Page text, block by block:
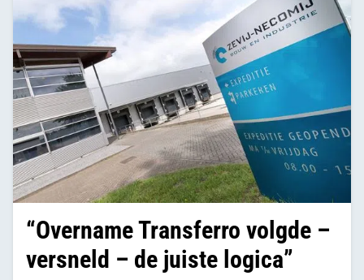
“Overname Transferro volgde –
versneld – de juiste logica”